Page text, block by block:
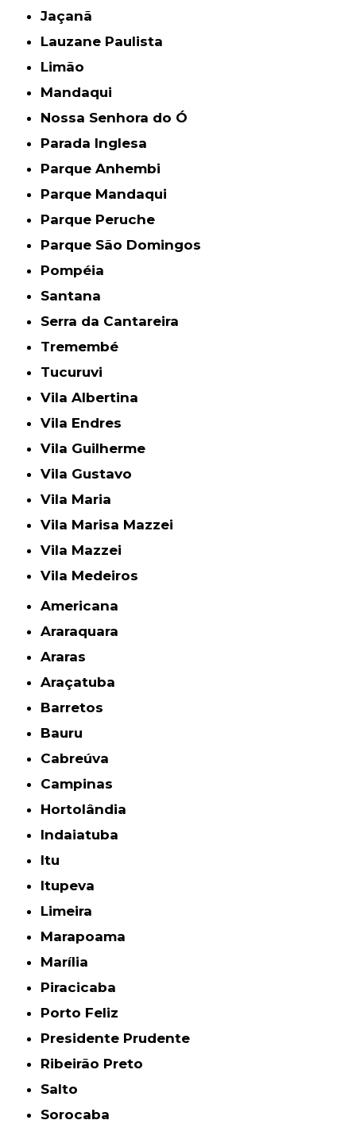
Jaçanã
Lauzane Paulista
Limão
Mandaqui
Nossa Senhora do Ó
Parada Inglesa
Parque Anhembi
Parque Mandaqui
Parque Peruche
Parque São Domingos
Pompéia
Santana
Serra da Cantareira
Tremembé
Tucuruvi
Vila Albertina
Vila Endres
Vila Guilherme
Vila Gustavo
Vila Maria
Vila Marisa Mazzei
Vila Mazzei
Vila Medeiros
Americana
Araraquara
Araras
Araçatuba
Barretos
Bauru
Cabreúva
Campinas
Hortolândia
Indaiatuba
Itu
Itupeva
Limeira
Marapoama
Marília
Piracicaba
Porto Feliz
Presidente Prudente
Ribeirão Preto
Salto
Sorocaba